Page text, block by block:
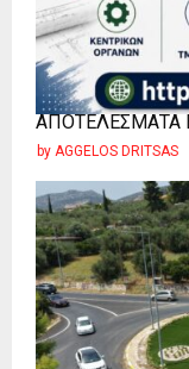
ΑΠΟΤΕΛΕΣΜΑΤΑ
by AGGELOS DRITSAS